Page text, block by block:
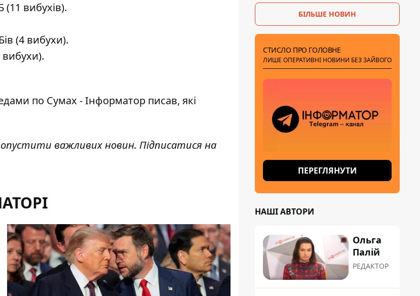
вибухів).
(4 вибухи).
вибухи).
по Сумах - Інформатор писав, які
важливих новин. Підписатися на
БІЛЬШЕ НОВИН
СТИСЛО ПРО ГОЛОВНЕ
ЛИШЕ ОПЕРАТИВНІ НОВИНИ БЕЗ ЗАЙВОГО
ПЕРЕГЛЯНУТИ
НАШІ АВТОРИ
Ольга
Палій
РЕДАКТОР